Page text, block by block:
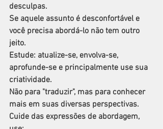
desculpas.
Se aquele assunto é desconfortável e
você precisa abordá-lo não tem outro
jeito.
Estude: atualize-se, envolva-se,
aprofunde-se e principalmente use sua
criatividade.
Não para "traduzir", mas para conhecer
mais em suas diversas perspectivas.
Cuide das expressões de abordagem,